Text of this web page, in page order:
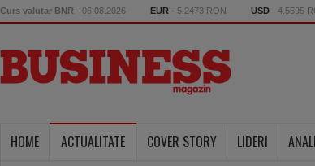
Curs valutar BNR - 06.08.2026 EUR - 5.2473 RON USD - 4.5595
HOME ACTUALITATE COVER STORY LIDERI